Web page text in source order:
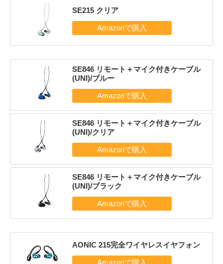
SE215 クリア
SE846 リモート＋マイク付きケーブル
(UNI)/ブルー
SE846 リモート＋マイク付きケーブル
(UNI)/クリア
SE846 リモート＋マイク付きケーブル
(UNI)/ブラック
AONIC 215完全ワイヤレスイヤフォン